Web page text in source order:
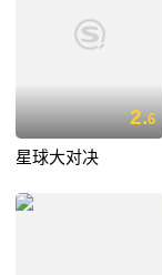
2.6
星球大对决